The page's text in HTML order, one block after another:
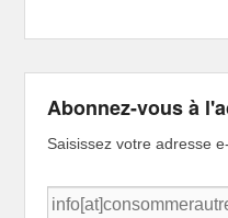
Abonnez-vous à
Saisissez votre adresse